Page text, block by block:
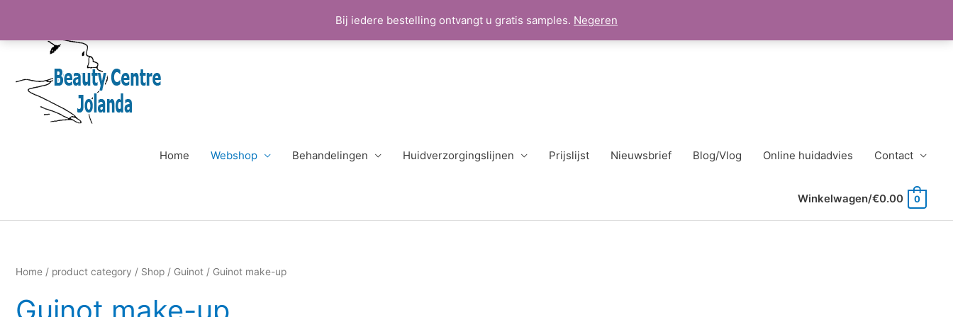
Bij iedere bestelling ontvangt u gratis samples. Negeren
Home Webshop Behandelingen Huidverzorgingslijnen Prijslijst Nieuwsbrief Blog/Vlog Online huidadvies Contact
Winkelwagen/€0.00 0
Home / product category / Shop / Guinot / Guinot make-up